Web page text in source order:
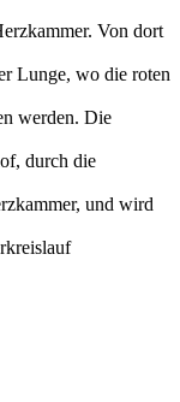
Von dort
Lunge, wo die roten
werden. Die
durch die
und wird